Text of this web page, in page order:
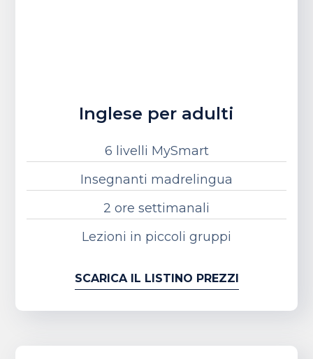
Inglese per adulti
6 livelli MySmart
Insegnanti madrelingua
2 ore settimanali
Lezioni in piccoli gruppi
SCARICA IL LISTINO PREZZI